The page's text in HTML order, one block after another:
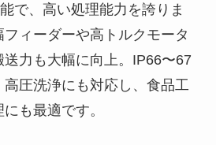
で、高い処理能力を誇りま
ィーダーや高トルクモータ
力も大幅に向上。IP66〜67
圧洗浄にも対応し、食品工
も最適です。